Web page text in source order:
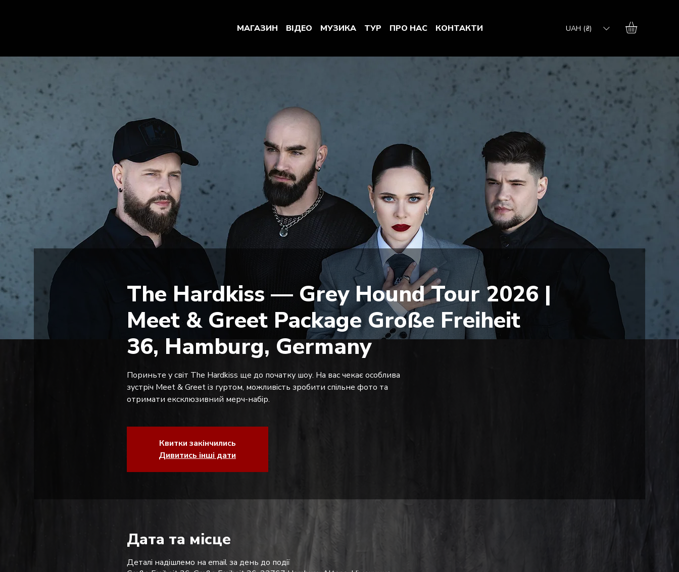
МАГАЗИН ВІДЕО МУЗИКА ТУР ПРО НАС КОНТАКТИ UAH (₴)
The Hardkiss — Grey Hound Tour 2026 |
Meet & Greet Package Große Freiheit
36, Hamburg, Germany
Пориньте у світ The Hardkiss ще до початку шоу. На вас чекає особлива
зустріч Meet & Greet із гуртом, можливість зробити спільне фото та
отримати ексклюзивний мерч-набір.
Квитки закінчились
Дивитись інші дати
Дата та місце
Деталі надішлемо на email за день до події